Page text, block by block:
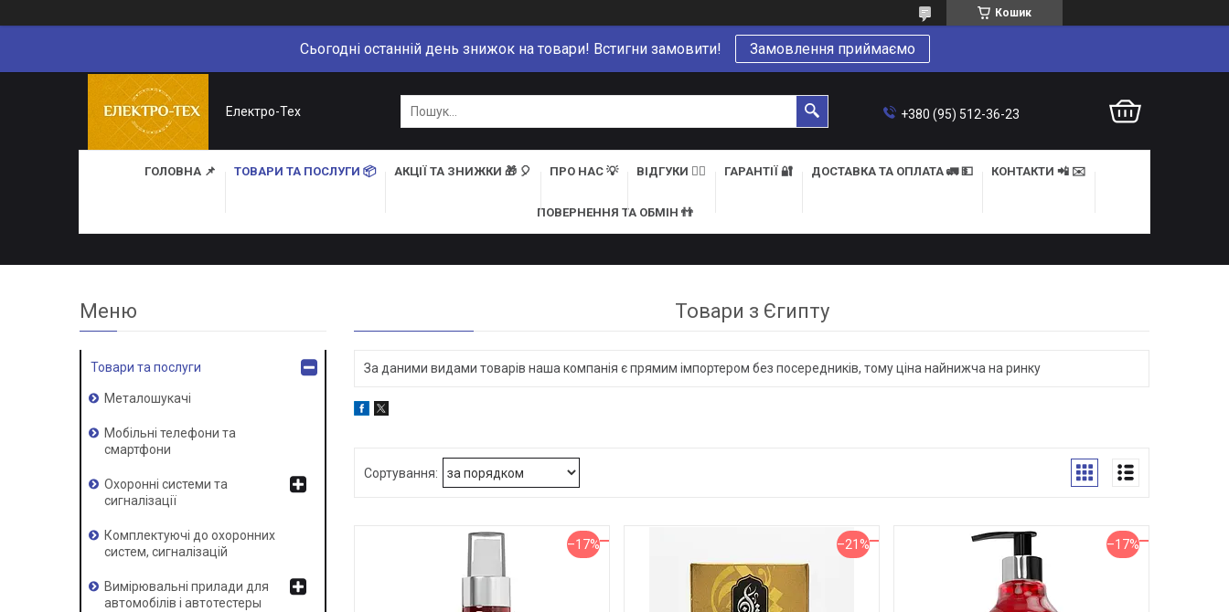
Кошик
Сьогодні останній день знижок на товари! Встигни замовити! Замовлення приймаємо
Електро-Тех +380 (95) 512-36-23
ГОЛОВНА 📌 ТОВАРИ ТА ПОСЛУГИ 📦 АКЦІЇ ТА ЗНИЖКИ 🎁 🎈 ПРО НАС 💡 ВІДГУКИ 👍🏻 ГАРАНТІЇ 🔐 ДОСТАВКА ТА ОПЛАТА 🚛 💵 КОНТАКТИ 📲 ✉️
ПОВЕРНЕННЯ ТА ОБМІН 👬
Товари з Єгипту
За даними видами товарів наша компанія є прямим імпортером без посередників, тому ціна найнижча на ринку
–17% –21% –17%
Товари та послуги
Металошукачі
Мобільні телефони та
смартфони
Охоронні системи та
сигналізації
Комплектуючі до охоронних
систем, сигналізацій
Вимірювальні прилади для
автомобілів і автотестеры